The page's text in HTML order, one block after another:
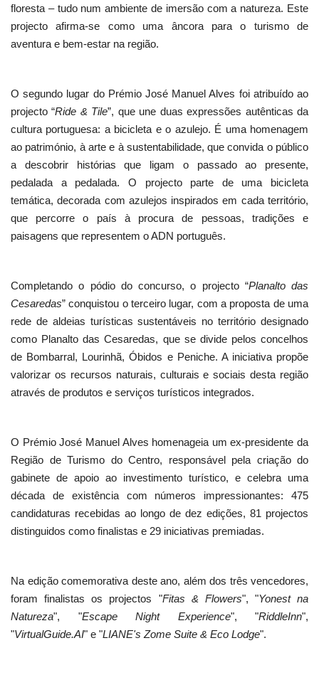
floresta – tudo num ambiente de imersão com a natureza. Este
projecto afirma-se como uma âncora para o turismo de
aventura e bem-estar na região.
O segundo lugar do Prémio José Manuel Alves foi atribuído ao
projecto “Ride & Tile”, que une duas expressões autênticas da
cultura portuguesa: a bicicleta e o azulejo. É uma homenagem
ao património, à arte e à sustentabilidade, que convida o público
a descobrir histórias que ligam o passado ao presente,
pedalada a pedalada. O projecto parte de uma bicicleta
temática, decorada com azulejos inspirados em cada território,
que percorre o país à procura de pessoas, tradições e
paisagens que representem o ADN português.
Completando o pódio do concurso, o projecto “Planalto das
Cesaredas” conquistou o terceiro lugar, com a proposta de uma
rede de aldeias turísticas sustentáveis no território designado
como Planalto das Cesaredas, que se divide pelos concelhos
de Bombarral, Lourinhã, Óbidos e Peniche. A iniciativa propõe
valorizar os recursos naturais, culturais e sociais desta região
através de produtos e serviços turísticos integrados.
O Prémio José Manuel Alves homenageia um ex-presidente da
Região de Turismo do Centro, responsável pela criação do
gabinete de apoio ao investimento turístico, e celebra uma
década de existência com números impressionantes: 475
candidaturas recebidas ao longo de dez edições, 81 projectos
distinguidos como finalistas e 29 iniciativas premiadas.
Na edição comemorativa deste ano, além dos três vencedores,
foram finalistas os projectos "Fitas & Flowers", "Yonest na
Natureza", "Escape Night Experience", "RiddleInn",
"VirtualGuide.AI" e "LIANE's Zome Suite & Eco Lodge".